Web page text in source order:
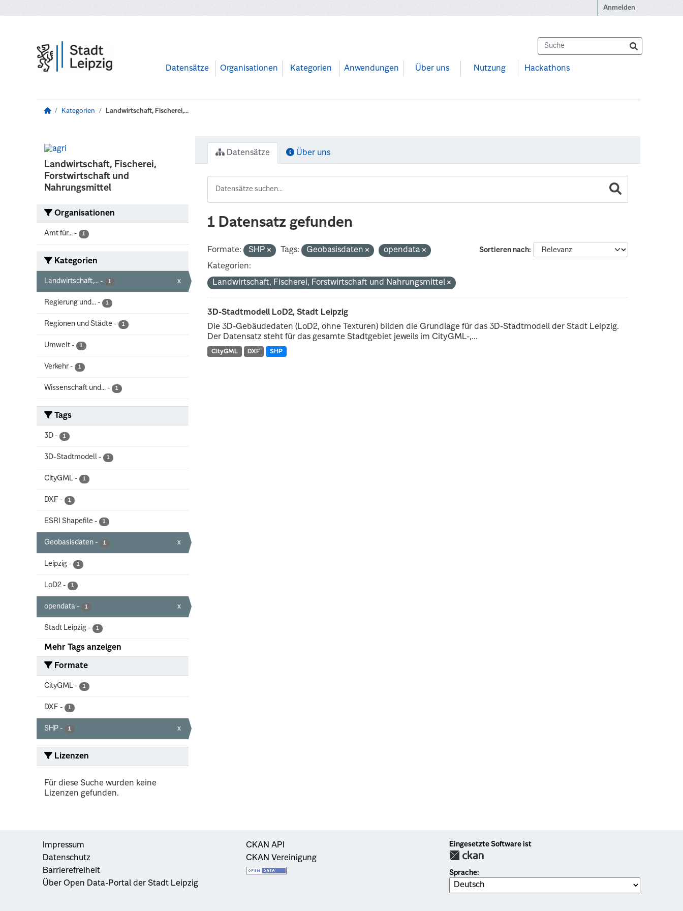
Anmelden
Datensätze Organisationen Kategorien Anwendungen Über uns Nutzung Hackathons
Kategorien Landwirtschaft, Fischerei,...
Landwirtschaft, Fischerei,
Forstwirtschaft und
Nahrungsmittel
Organisationen
Amt für... - 1
Kategorien
Landwirtschaft,... - 1 x
Regierung und... - 1
Regionen und Städte - 1
Umwelt - 1
Verkehr - 1
Wissenschaft und... - 1
Tags
3D - 1
3D-Stadtmodell - 1
CityGML - 1
DXF - 1
ESRI Shapefile - 1
Geobasisdaten - 1 x
Leipzig - 1
LoD2 - 1
opendata - 1 x
Stadt Leipzig - 1
Mehr Tags anzeigen
Formate
CityGML - 1
DXF - 1
SHP - 1 x
Lizenzen
Für diese Suche wurden keine
Lizenzen gefunden.
Datensätze Über uns
1 Datensatz gefunden
Sortieren nach
Formate: SHP Tags: Geobasisdaten
opendata
Kategorien:
Landwirtschaft, Fischerei, Forstwirtschaft und Nahrungsmittel
3D-Stadtmodell LoD2, Stadt Leipzig
Die 3D-Gebäudedaten (LoD2, ohne Texturen) bilden die Grundlage für das 3D-Stadtmodell der Stadt Leipzig.
Der Datensatz steht für das gesamte Stadtgebiet jeweils im CityGML-,...
CityGML DXF SHP
Impressum
Datenschutz
Barrierefreiheit
Über Open Data-Portal der Stadt Leipzig
CKAN API
CKAN Vereinigung
Eingesetzte Software ist
Sprache